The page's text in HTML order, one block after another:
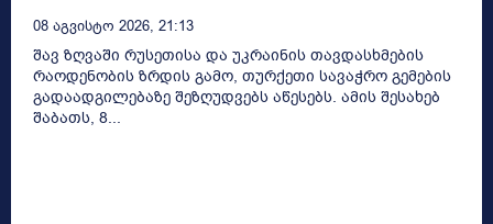
08 Აგვისტო 2026, 21:13
შავ ზღვაში რუსეთისა და უკრაინის თავდასხმების
რაოდენობის ზრდის გამო, თურქეთი სავაჭრო გემების
გადაადგილებაზე შეზღუდვებს აწესებს. ამის შესახებ
შაბათს, 8...